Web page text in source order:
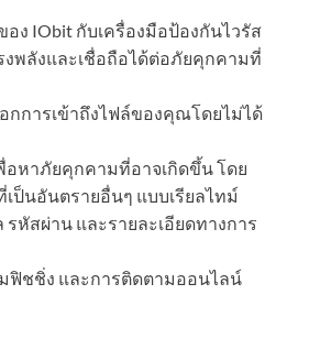
ง IObit กับเครื่องมือป้องกันไวรัส
พลังและเชื่อถือได้ต่อภัยคุกคามที่
การเข้าถึงไฟล์ของคุณโดยไม่ได้
อหาภัยคุกคามที่อาจเกิดขึ้น โดย
ป็นอันตรายอื่นๆ แบบเรียลไทม์
หัสผ่าน และรายละเอียดทางการ
ฟิชชิ่ง และการติดตามออนไลน์